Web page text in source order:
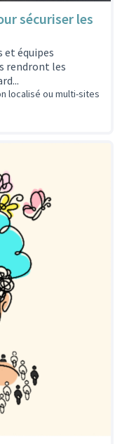
sécuriser les
et équipes
rendront les
localisé ou multi-sites